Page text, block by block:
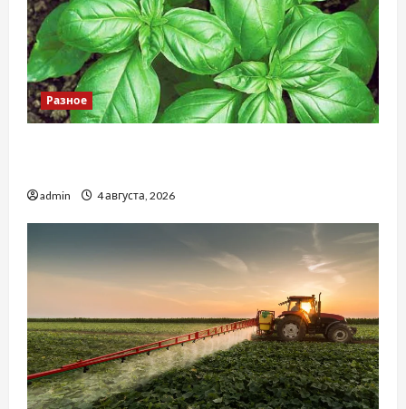
Разное
admin 4 августа, 2026